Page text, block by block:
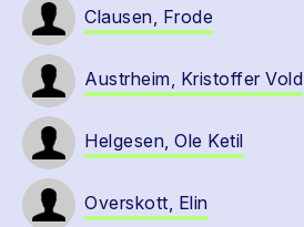
Clausen, Frode
Austrheim, Kristoffer Vold
Helgesen, Ole Ketil
Overskott, Elin